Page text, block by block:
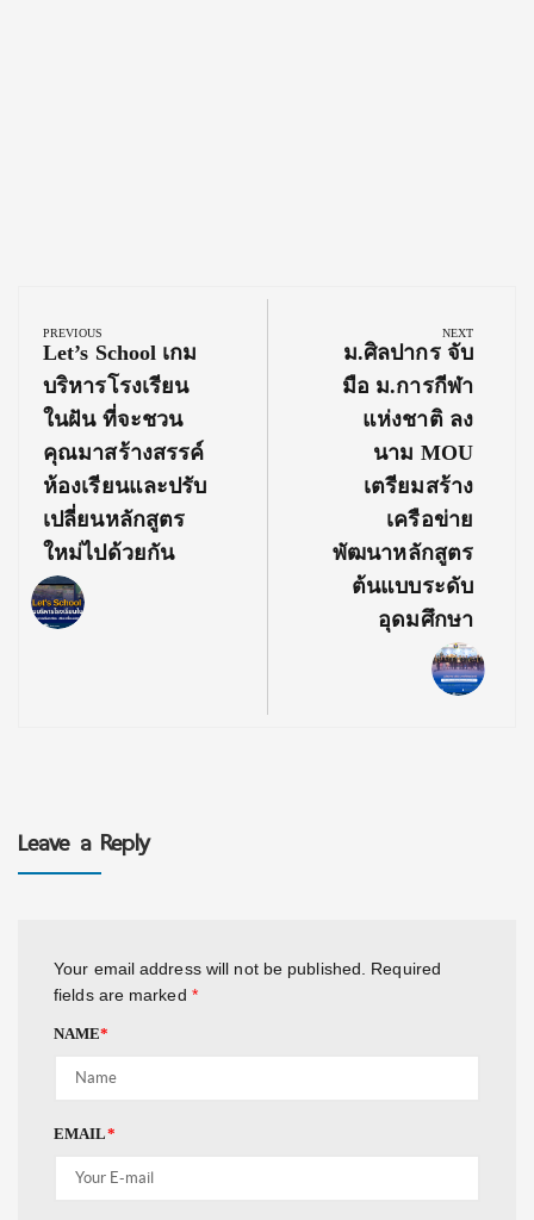
navigation
PREVIOUS
Previous
Post:
Let’s School เกม
บริหารโรงเรียน
ในฝัน ที่จะชวน
คุณมาสร้างสรรค์
ห้องเรียนและปรับ
เปลี่ยนหลักสูตร
ใหม่ไปด้วยกัน
NEXT
Next
Post:
ม.ศิลปากร จับ
มือ ม.การกีฬา
แห่งชาติ ลง
นาม MOU
เตรียมสร้าง
เครือข่าย
พัฒนาหลักสูตร
ต้นแบบระดับ
อุดมศึกษา
Leave a Reply
Your email address will not be published.
Required
fields are marked *
NAME*
EMAIL*